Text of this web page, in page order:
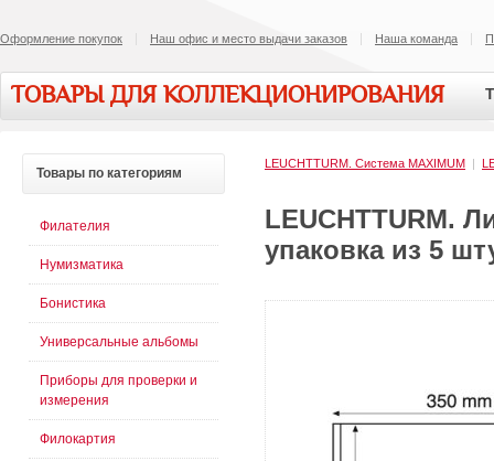
Оформление покупок Наш офис и место выдачи заказов Наша команда
ТОВАРЫ ДЛЯ КОЛЛЕКЦИОНИРОВАНИЯ
LEUCHTTURM. Система MAXIMUM |
LEUCHTTURM.
упаковка из 5
Товары по категориям
Филателия
Нумизматика
Бонистика
Универсальные альбомы
Приборы для проверки и
измерения
Филокартия